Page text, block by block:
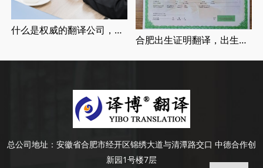
什么是权威的翻译公司，正规翻译公司介绍
合肥出生证明翻译，出生证明翻译认证流程
总公司地址： 安徽省合肥市经开区锦绣大道与清潭路交口 中德合作创
新园1号楼7层